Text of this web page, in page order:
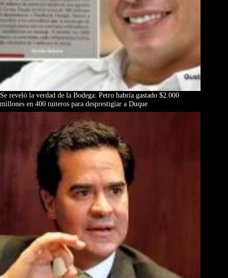
Se reveló la verdad de la Bodega: Petro habría gastado $2.000
millones en 400 tuiteros para desprestigiar a Duque